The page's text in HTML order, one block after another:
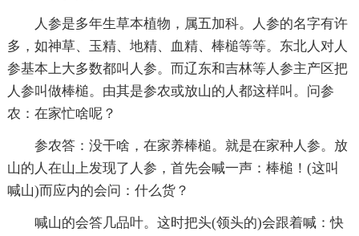
人参是多年生草本植物，属五加科。人参的名字有许
多，如神草、玉精、地精、血精、棒槌等等。东北人对人
参基本上大多数都叫人参。而辽东和吉林等人参主产区把
人参叫做棒槌。由其是参农或放山的人都这样叫。问参
农：在家忙啥呢？
参农答：没干啥，在家养棒槌。就是在家种人参。放
山的人在山上发现了人参，首先会喊一声：棒槌！(这叫
喊山)而应内的会问：什么货？
喊山的会答几品叶。这时把头(领头的)会跟着喊：快